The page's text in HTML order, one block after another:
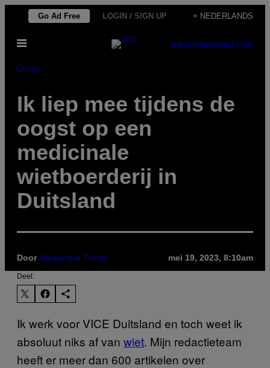
de
inhoud
Go Ad Free LOGIN / SIGN UP + NEDERLANDS
Open
SUBSCRIBENEWSLETTER
Drugs
Ik liep mee tijdens de
oogst op een
medicinale
wietboerderij in
Duitsland
Door Alexandra Theis mei 19, 2023, 8:10am
Deel:
Ik werk voor VICE Duitsland en toch weet ik
absoluut niks af van wiet. Mijn redactieteam
heeft er meer dan 600 artikelen over